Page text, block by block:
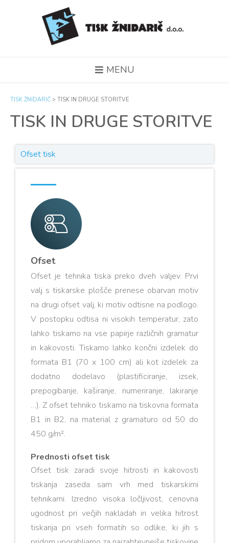
MENU
TISK ŽNIDARIČ > TISK IN DRUGE STORITVE
TISK IN DRUGE STORITVE
Ofset tisk
Ofset
Ofset je tehnika tiska preko dveh valjev. Prvi
valj s tiskarske plošče prenese obarvan motiv
na drugi ofset valj, ki motiv odtisne na podlogo.
V postopku odtisa ni visokih temperatur, zato
lahko tiskamo na vse papirje različnih gramatur
in kakovosti. Tiskamo lahko končni izdelek do
formata B1 (70 x 100 cm) ali kot izdelek za
dodatno dodelavo (plastificiranje, izsek,
prepogibanje, kaširanje, numeriranje, lakiranje
…). Z ofset tehniko tiskamo na tiskovna formata
B1 in B2, na material z gramaturo od 50 do
450 g/m².
Prednosti ofset tisk
Ofset tisk zaradi svoje hitrosti in kakovosti
tiskanja zaseda sam vrh med tiskarskimi
tehnikami. Izredno visoka ločljivost, cenovna
ugodnost pri večjih nakladah in velika hitrost
tiskanja pri vseh formatih so odlike, ki jih s